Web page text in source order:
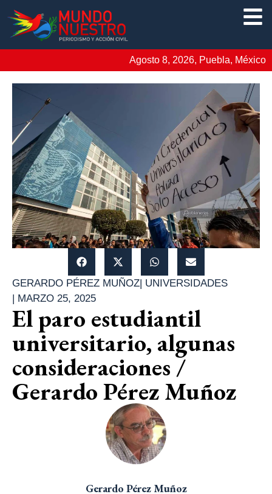
Agosto 8, 2026, Puebla, México
GERARDO PÉREZ MUÑOZ UNIVERSIDADES
MARZO 25, 2025
El paro estudiantil
universitario, algunas
consideraciones /
Gerardo Pérez Muñoz
Gerardo Pérez Muñoz